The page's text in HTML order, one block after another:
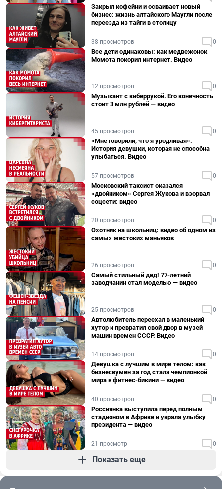
Закрыл кофейни и осваивает новый
бизнес: жизнь алтайского Маугли после
переезда из тайги в столицу
38 просмотров 0
Все дети одинаковы: как медвежонок
Момота покорил интернет. Видео
12 просмотров 0
Музыкант с киберрукой. Его конечность
стоит 3 млн рублей — видео
45 просмотров 0
«Мне говорили, что я уродливая».
История девушки, которая не способна
улыбаться. Видео
57 просмотров 0
Московский таксист оказался
«двойником» Сергея Жукова и взорвал
соцсети: видео
20 просмотров 0
Охотник на школьниц: видео об одном из
самых жестоких маньяков
26 просмотров 0
Самый стильный дед! 77-летний
заводчанин стал моделью — видео
25 просмотров 0
Автолюбитель переехал в маленький
хутор и превратил свой двор в музей
машин времен СССР. Видео
14 просмотров 0
Девушка с лучшим в мире телом: как
бизнесвумен за год стала чемпионкой
мира в фитнес-бикини — видео
40 просмотров 0
Россиянка выступила перед полным
стадионом в Африке и украла улыбку
президента — видео
21 просмотр 0
Показать еще